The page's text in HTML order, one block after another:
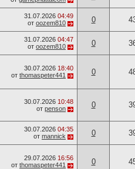
31.07.2026 04:49
от oozem810 0
31.07.2026 04:47
от oozem810 0
30.07.2026 18:40
от thomaspeter441 0
30.07.2026 10:48
от penson 0
30.07.2026 04:35
от mannick 0
29.07.2026 16:56
от thomaspeter441 0